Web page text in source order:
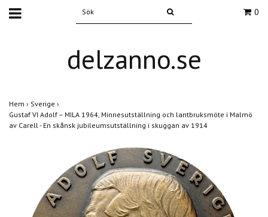
0
delzanno.se
Hem › Sverige ›
Gustaf VI Adolf – MILA 1964, Minnesutställning och lantbruksmöte i Malmö
av Carell - En skånsk jubileumsutställning i skuggan av 1914